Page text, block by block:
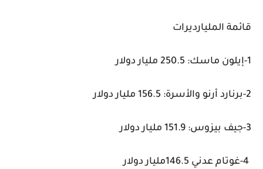
قائمة المليارديرات
1-إيلون ماسك: 250.5 مليار دولار
2-برنارد أرنو والأسرة: 156.5 مليار دولار
3-جيف بيزوس: 151.9 مليار دولار